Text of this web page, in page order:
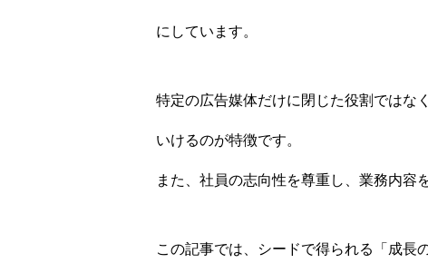
にしています。
特定の広告媒体だけに閉じた役割ではな
いけるのが特徴です。
また、社員の志向性を尊重し、業務内容
この記事では、シードで得られる「成長